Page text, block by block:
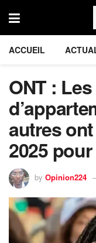
ACCUEIL
ONT :
autres
2025
by Opinion224